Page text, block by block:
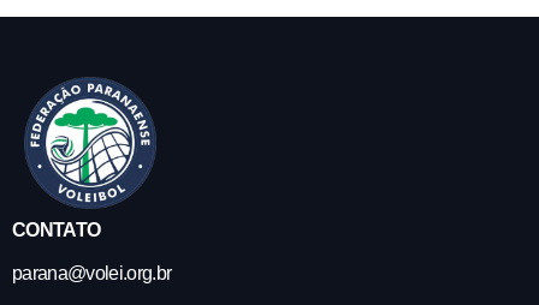
CONTATO
parana@volei.org.br